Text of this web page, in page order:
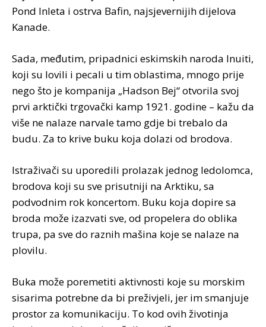
Pond Inleta i ostrva Bafin, najsjevernijih dijelova
Kanade.
Sada, međutim, pripadnici eskimskih naroda Inuiti,
koji su lovili i pecali u tim oblastima, mnogo prije
nego što je kompanija „Hadson Bej“ otvorila svoj
prvi arktički trgovački kamp 1921. godine – kažu da
više ne nalaze narvale tamo gdje bi trebalo da
budu. Za to krive buku koja dolazi od brodova.
Istraživači su uporedili prolazak jednog ledolomca,
brodova koji su sve prisutniji na Arktiku, sa
podvodnim rok koncertom. Buku koja dopire sa
broda može izazvati sve, od propelera do oblika
trupa, pa sve do raznih mašina koje se nalaze na
plovilu.
Buka može poremetiti aktivnosti koje su morskim
sisarima potrebne da bi preživjeli, jer im smanjuje
prostor za komunikaciju. To kod ovih životinja